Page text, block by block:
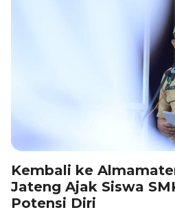
Kembali ke
Jateng Ajak Siswa
Potensi Diri